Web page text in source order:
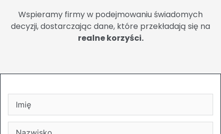
Wspieramy firmy w podejmowaniu świadomych
decyzji, dostarczając dane, które przekładają się na
realne korzyści.